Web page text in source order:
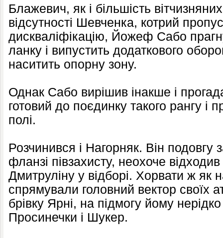
Блажевич, як і більшість
відсутності Шевченка, котрий
дискваліфікацію, Йожеф Сабо
ланку і випустить додаткового
наситить опорну зону.
Однак Сабо вирішив інакше і
готовий до поєдинку такого рангу і
полі.
Розчинився і Нагорняк. Він подовгу
фланзі півзахисту, неохоче
Дмитруліну у відборі. Хорвати ж
спрямували головний вектор своїх
брівку Ярні, на підмогу йому
Просинечки і Шукер.